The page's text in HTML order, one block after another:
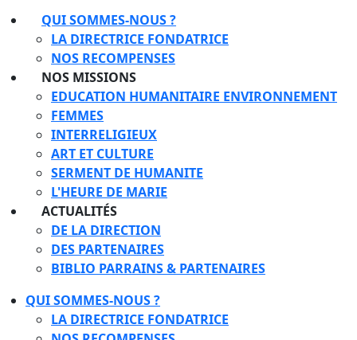
QUI SOMMES-NOUS ?
LA DIRECTRICE FONDATRICE
NOS RECOMPENSES
NOS MISSIONS
EDUCATION HUMANITAIRE ENVIRONNEMENT
FEMMES
INTERRELIGIEUX
ART ET CULTURE
SERMENT DE HUMANITE
L'HEURE DE MARIE
ACTUALITÉS
DE LA DIRECTION
DES PARTENAIRES
BIBLIO PARRAINS & PARTENAIRES
QUI SOMMES-NOUS ?
LA DIRECTRICE FONDATRICE